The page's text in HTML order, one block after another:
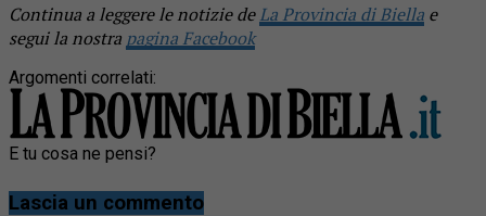
Continua a leggere le notizie deLa Provincia di Biella e
segui la nostra pagina Facebook
Argomenti correlati:
E tu cosa ne pensi?
Lascia un commento